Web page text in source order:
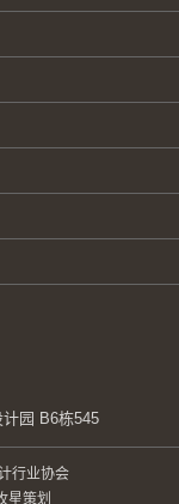
园 B6栋545
行业协会
星策划